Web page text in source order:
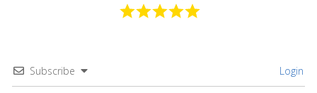
Subscribe Login